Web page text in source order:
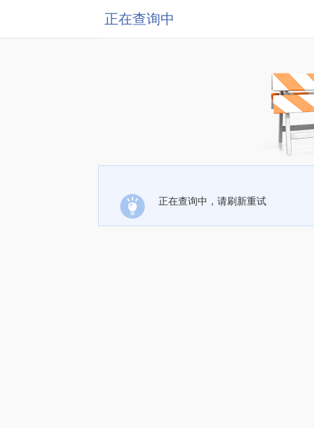
正在查询中
正在查询中，请刷新重试